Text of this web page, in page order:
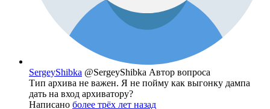
SergeyShibka @SergeyShibka Автор вопроса
Тип архива не важен. Я не пойму как выгонку дампа
дать на вход архиватору?
Написано более трёх лет назад